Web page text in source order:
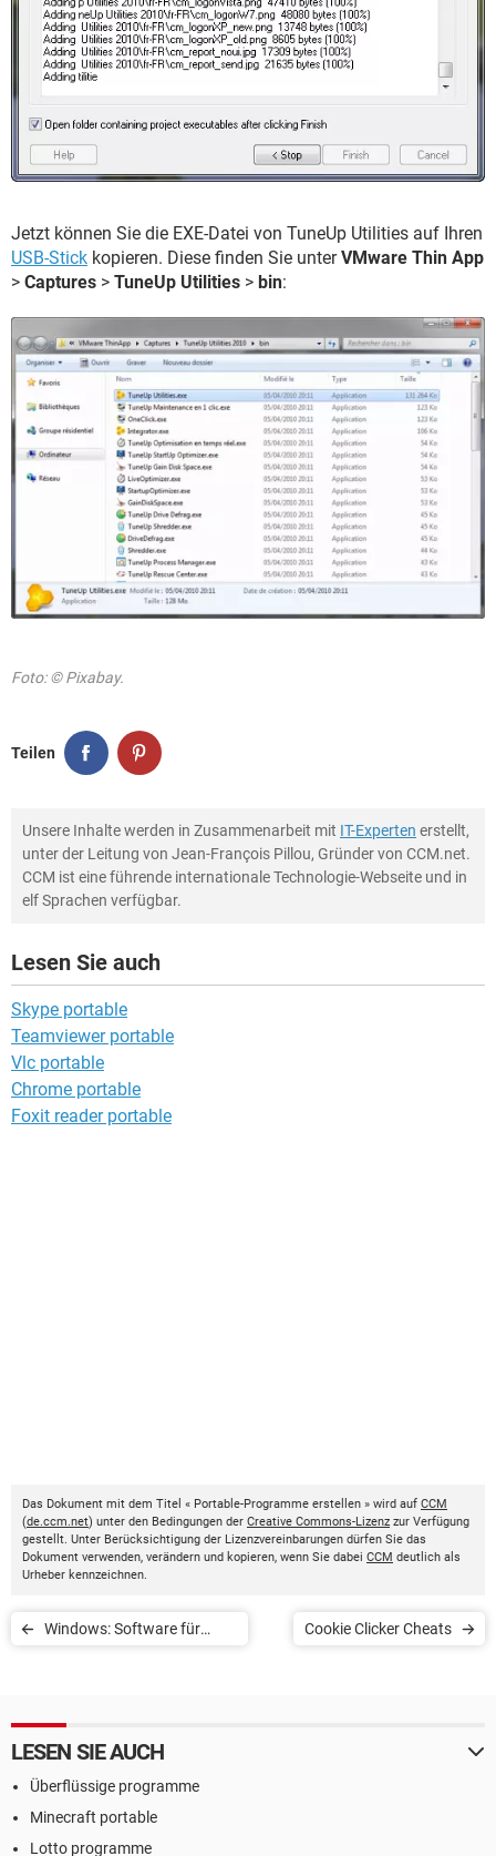
Jetzt können Sie die EXE-Datei von TuneUp Utilities auf Ihren
USB-Stick kopieren. Diese finden Sie unterVMware Thin App
> Captures > TuneUp Utilities > bin:
Foto: © Pixabay.
Teilen
Unsere Inhalte werden in Zusammenarbeit mit IT-Experten erstellt,
unter der Leitung von Jean-François Pillou, Gründer von CCM.net.
CCM ist eine führende internationale Technologie-Webseite und in
elf Sprachen verfügbar.
Lesen Sie auch
Skype portable
Teamviewer portable
Vlc portable
Chrome portable
Foxit reader portable
Das Dokument mit dem Titel « Portable-Programme erstellen » wird auf CCM
(de.ccm.net) unter den Bedingungen der Creative Commons-Lizenz zur Verfügung
gestellt. Unter Berücksichtigung der Lizenzvereinbarungen dürfen Sie das
Dokument verwenden, verändern und kopieren, wenn Sie dabei CCM deutlich als
Urheber kennzeichnen.
Windows: Software für
Cookie Clicker Cheats
LESEN SIE AUCH
Überflüssige programme
Minecraft portable
Lotto programme